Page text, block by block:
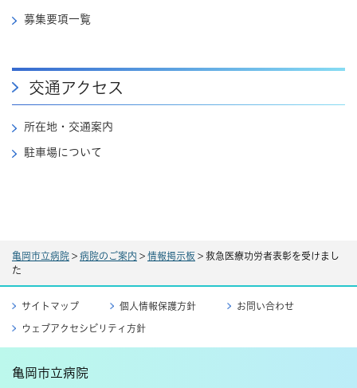
亀岡市立病院 > 病院のご案内 > 情報掲示板 > 救急医療功労者表彰を受けまし
た
募集要項一覧
交通アクセス
所在地・交通案内
駐車場について
サイトマップ 個人情報保護方針 お問い合わせ
ウェブアクセシビリティ方針
亀岡市立病院